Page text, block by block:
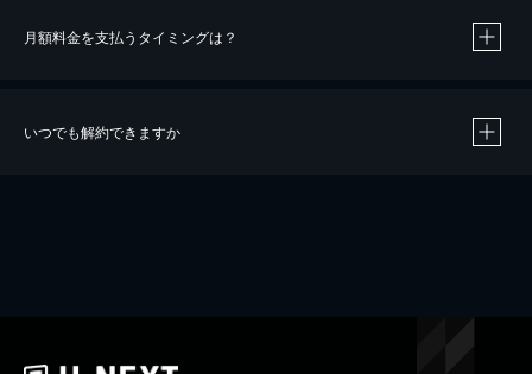
※40％ポイント還元の対象は、クレジットカード決済による作品の購入 / レンタルです。
iOSアプリのUコイン決済による作品の購入 / レンタルは、20％のポイント還元です。
月額料金を支払うタイミングは？
いつでも解約できますか